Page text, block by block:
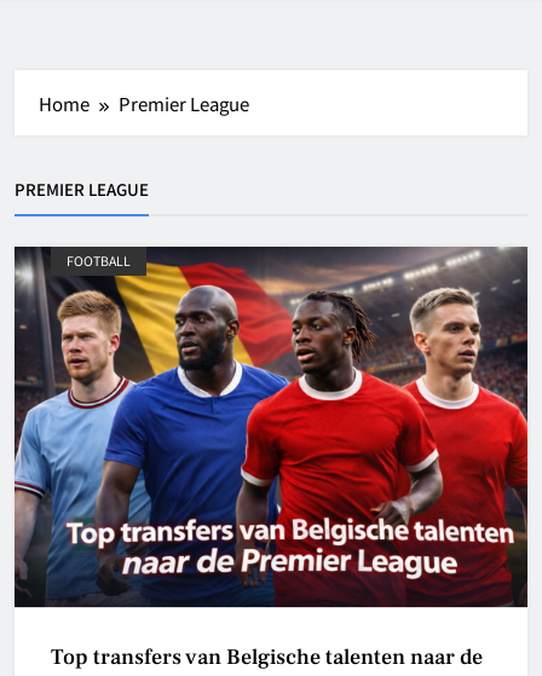
Home Premier League
PREMIER LEAGUE
FOOTBALL
Top transfers van Belgische talenten naar de